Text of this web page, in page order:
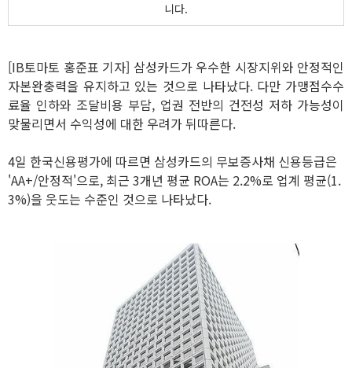
니다.
[IB토마토 홍준표 기자] 삼성카드가 우수한 시장지위와 안정적인
자본완충력을 유지하고 있는 것으로 나타났다. 다만 가맹점수수
료율 인하와 조달비용 부담, 업권 전반의 건전성 저하 가능성이
맞물리면서 수익성에 대한 우려가 뒤따른다.
4일 한국신용평가에 따르면 삼성카드의 무보증사채 신용등급은
'AA+/안정적'으로, 최근 3개년 평균 ROA는 2.2%로 업계 평균(1.
3%)을 웃도는 수준인 것으로 나타났다.